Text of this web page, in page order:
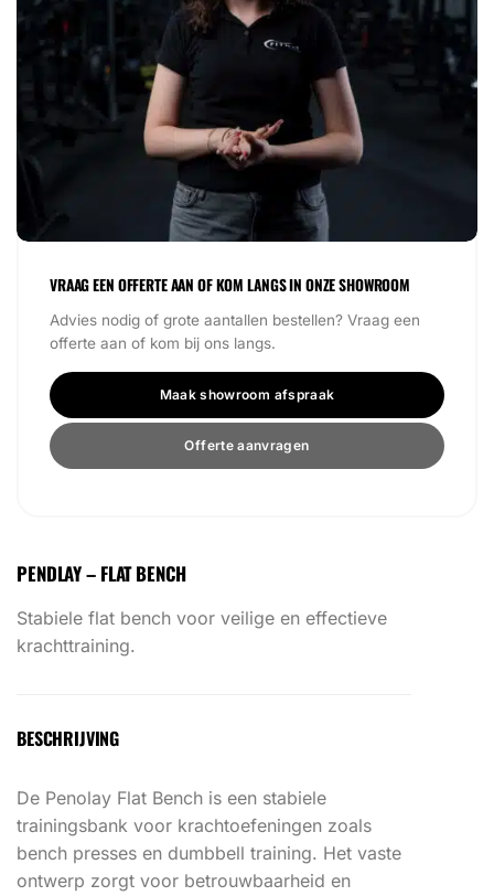
VRAAG EEN OFFERTE AAN OF KOM LANGS IN ONZE SHOWROOM
Advies nodig of grote aantallen bestellen? Vraag een
offerte aan of kom bij ons langs.
Maak showroom afspraak
Offerte aanvragen
PENDLAY – FLAT BENCH
Stabiele flat bench voor veilige en effectieve
krachttraining.
BESCHRIJVING
De Penolay Flat Bench is een stabiele
trainingsbank voor krachtoefeningen zoals
bench presses en dumbbell training. Het vaste
ontwerp zorgt voor betrouwbaarheid en